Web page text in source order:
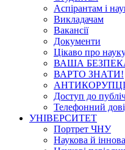
Аспірантам і
Викладачам
Вакансії
Документи
Цікаво про
ВАША
ВАРТО ЗНАТИ!
Доступ до
Телефонний
УНІВЕРСИТЕТ
Портрет ЧНУ
Наукова й